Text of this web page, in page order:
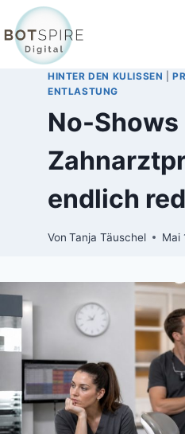
HINTER DEN KULISSEN |
ENTLASTUNG
No-Shows
endlich
Von Tanja Täuschel Mai